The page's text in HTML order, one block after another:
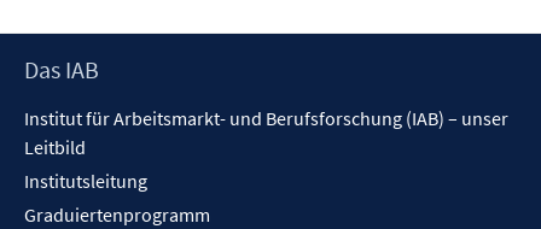
Footer
Das IAB
Institut für Arbeitsmarkt- und Berufsforschung (IAB) – unser
Leitbild
Institutsleitung
Graduiertenprogramm